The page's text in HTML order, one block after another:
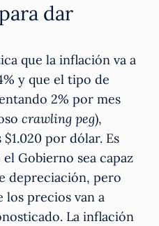
dar
que la inflación va a
y que el tipo de
2% por mes
crawling peg),
por dólar. Es
Gobierno sea capaz
depreciación, pero
precios van a
La inflación